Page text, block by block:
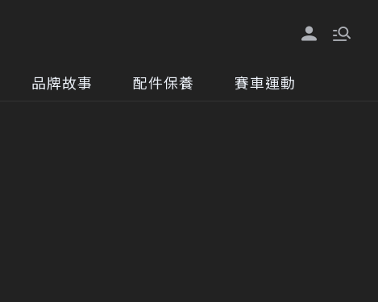
品牌故事 配件保養 賽車運動